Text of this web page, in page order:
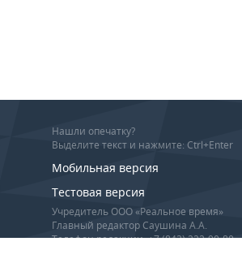
Нашли опечатку?
Выделите текст и нажмите: Ctrl+Enter
Мобильная версия
Тестовая версия
Учредитель ООО «Реальное время»
Главный редактор Саушина А.А.
Телефон редакции: +7 (843) 222-90-80